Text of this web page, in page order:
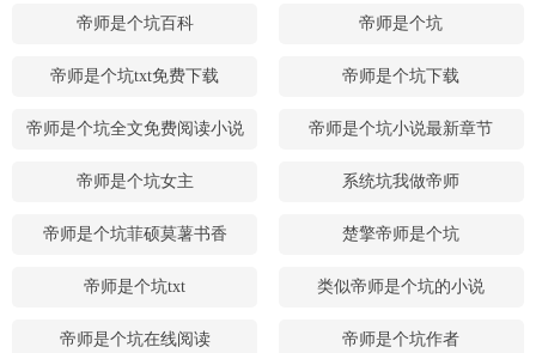
帝师是个坑百科 帝师是个坑
帝师是个坑txt免费下载 帝师是个坑下载
帝师是个坑全文免费阅读小说 帝师是个坑小说最新章节
帝师是个坑女主 系统坑我做帝师
帝师是个坑菲硕莫薯书香 楚擎帝师是个坑
帝师是个坑txt 类似帝师是个坑的小说
帝师是个坑在线阅读 帝师是个坑作者